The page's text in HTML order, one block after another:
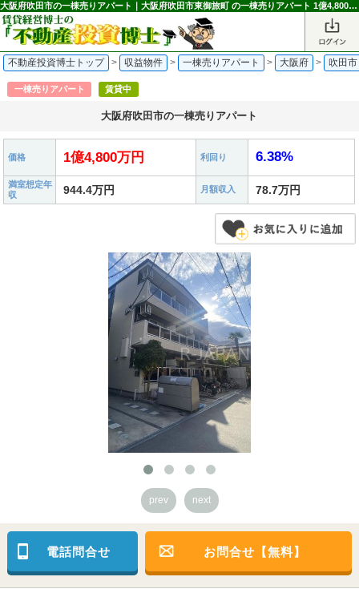
大阪府吹田市の一棟売りアパート｜大阪府吹田市東御旅町 の一棟売りアパート 1億4,800万円 上新庄駅｜不動産投資博士
不動産投資博士トップ > 収益物件 > 一棟売りアパート > 大阪府 > 吹田市
一棟売りアパート 賃貸中
大阪府吹田市の一棟売りアパート
価格 1億4,800万円 利回り 6.38%
満室想定年
収
944.4万円 月額収入 78.7万円
prev next
電話問合せ お問合せ【無料】